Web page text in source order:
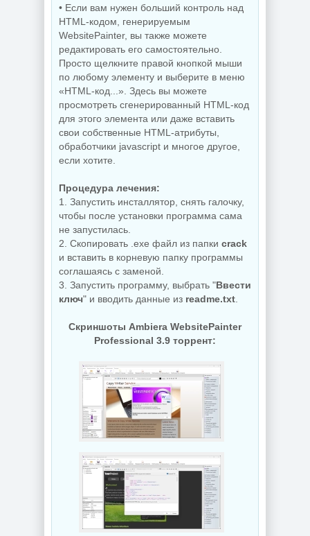
• Если вам нужен больший контроль над
HTML-кодом, генерируемым
WebsitePainter, вы также можете
редактировать его самостоятельно.
Просто щелкните правой кнопкой мыши
по любому элементу и выберите в меню
«HTML-код...». Здесь вы можете
просмотреть сгенерированный HTML-код
для этого элемента или даже вставить
свои собственные HTML-атрибуты,
обработчики jаvascript и многое другое,
если хотите.
Процедура лечения:
1. Запустить инсталлятор, снять галочку,
чтобы после установки программа сама
не запустилась.
2. Скопировать .exe файл из папки crack
и вставить в корневую папку программы
соглашаясь с заменой.
3. Запустить программу, выбрать "Ввести
ключ" и вводить данные из readme.txt
Скриншоты Ambiera WebsitePainter
Professional 3.9 торрент: